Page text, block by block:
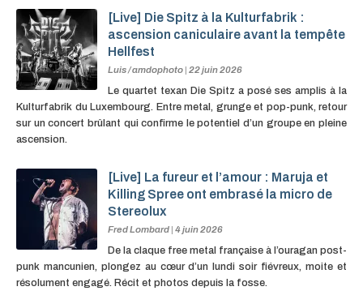
[Live] Die Spitz à la Kulturfabrik :
ascension caniculaire avant la tempête
Hellfest
Luis / amdophoto | 22 juin 2026
Le quartet texan Die Spitz a posé ses amplis à la
Kulturfabrik du Luxembourg. Entre metal, grunge et pop-punk, retour
sur un concert brûlant qui confirme le potentiel d’un groupe en pleine
ascension.
[Live] La fureur et l’amour : Maruja et
Killing Spree ont embrasé la micro de
Stereolux
Fred Lombard | 4 juin 2026
De la claque free metal française à l’ouragan post-
punk mancunien, plongez au cœur d’un lundi soir fiévreux, moite et
résolument engagé. Récit et photos depuis la fosse.